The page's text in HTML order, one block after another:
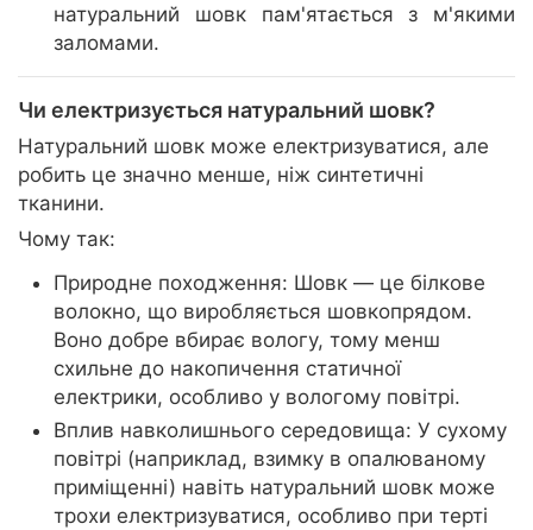
натуральний шовк пам'ятається з м'якими
заломами.
Чи електризується натуральний шовк?
Натуральний шовк може електризуватися, але
робить це значно менше, ніж синтетичні
тканини.
Чому так:
Природне походження: Шовк — це білкове
волокно, що виробляється шовкопрядом.
Воно добре вбирає вологу, тому менш
схильне до накопичення статичної
електрики, особливо у вологому повітрі.
Вплив навколишнього середовища: У сухому
повітрі (наприклад, взимку в опалюваному
приміщенні) навіть натуральний шовк може
трохи електризуватися, особливо при терті